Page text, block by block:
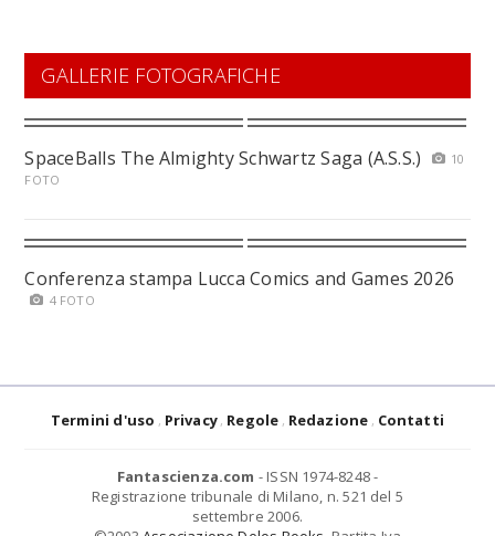
GALLERIE FOTOGRAFICHE
SpaceBalls The Almighty Schwartz Saga (A.S.S.)
10
FOTO
Conferenza stampa Lucca Comics and Games 2026
4 FOTO
Termini d'uso Privacy Regole Redazione Contatti
Fantascienza.com - ISSN 1974-8248 -
Registrazione tribunale di Milano, n. 521 del 5
settembre 2006.